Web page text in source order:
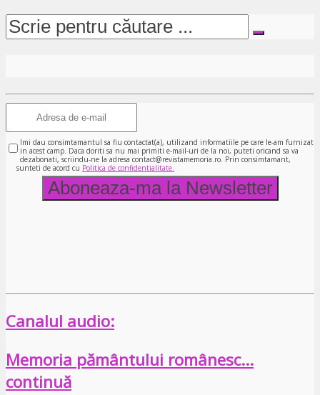
Imi dau consimtamantul sa fiu contactat(a), utilizand informatiile pe care le-am furnizat
in acest camp. Daca doriti sa nu mai primiti e-mail-uri de la noi, puteti oricand sa va
dezabonati, scriindu-ne la adresa contact@revistamemoria.ro. Prin consimtamant,
sunteti de acord cu Politica de confidentialitate.
Canalul audio:
Memoria pământului românesc…
continuă